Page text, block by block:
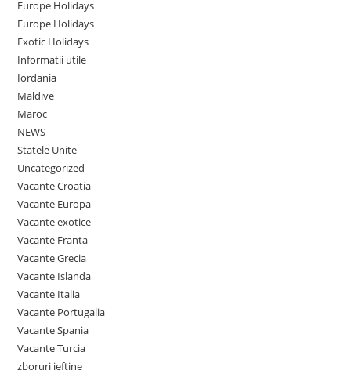
Europe Holidays
Europe Holidays
Exotic Holidays
Informatii utile
Iordania
Maldive
Maroc
NEWS
Statele Unite
Uncategorized
Vacante Croatia
Vacante Europa
Vacante exotice
Vacante Franta
Vacante Grecia
Vacante Islanda
Vacante Italia
Vacante Portugalia
Vacante Spania
Vacante Turcia
zboruri ieftine